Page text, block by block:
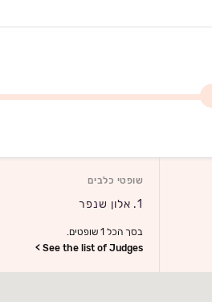
שופטי כלבים
1. אלון שנפר
בסך הכל 1 שופטים.
See the list of Judges >